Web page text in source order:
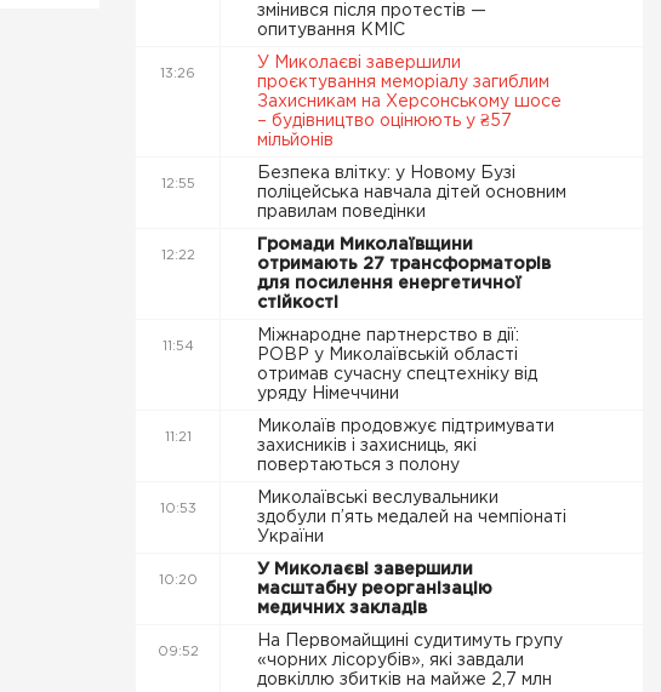
змінився після протестів —
опитування КМІС
13:26
У Миколаєві завершили
проєктування меморіалу загиблим
Захисникам на Херсонському шосе
– будівництво оцінюють у ₴57
мільйонів
12:55
Безпека влітку: у Новому Бузі
поліцейська навчала дітей основним
правилам поведінки
12:22
Громади Миколаївщини
отримають 27 трансформаторів
для посилення енергетичної
стійкості
11:54
Міжнародне партнерство в дії:
РОВР у Миколаївській області
отримав сучасну спецтехніку від
уряду Німеччини
11:21
Миколаїв продовжує підтримувати
захисників і захисниць, які
повертаються з полону
10:53
Миколаївські веслувальники
здобули п’ять медалей на чемпіонаті
України
10:20
У Миколаєві завершили
масштабну реорганізацію
медичних закладів
09:52
На Первомайщині судитимуть групу
«чорних лісорубів», які завдали
довкіллю збитків на майже 2,7 млн